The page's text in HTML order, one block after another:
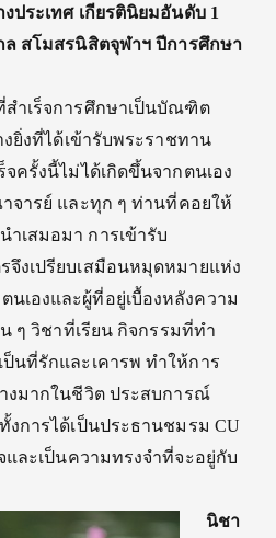
ประเทศ เกียรตินิยมอันดับ 1
สโมสรนิสิตจุฬาฯ ปีการศึกษา
สำเร็จการศึกษาเป็นบัณฑิต
งยิ่งที่ได้เข้ารับพระราชทาน
จครั้งนี้ไม่ได้เกิดขึ้นจากตนเอง
จารย์ และทุก ๆ ท่านที่คอยให้
เสมอมา การเข้ารับ
งเปรียบเสมือนหมุดหมายแห่ง
ตนเองและผู้ที่อยู่เบื้องหลังความ
ๆ วิชาที่เรียน กิจกรรมที่ทำ
นที่รักและเคารพ ทำให้การ
งมากในชีวิต ประสบการณ์
งการได้เป็นประธานชมรม CU
และเป็นความทรงจำที่จะอยู่กับ
นิชา